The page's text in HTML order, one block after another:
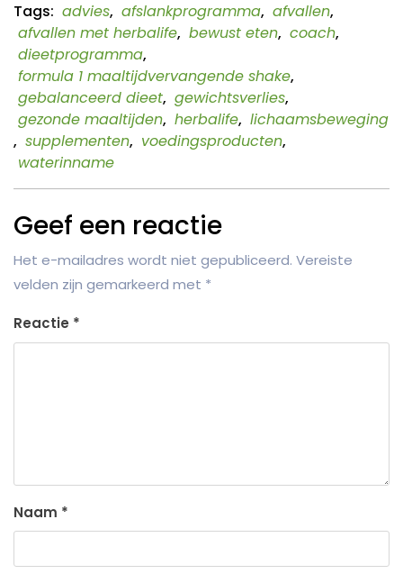
Tags: advies, afslankprogramma, afvallen,
afvallen met herbalife, bewust eten, coach,
dieetprogramma,
formula 1 maaltijdvervangende shake,
gebalanceerd dieet, gewichtsverlies,
gezonde maaltijden, herbalife, lichaamsbeweging
, supplementen, voedingsproducten,
waterinname
Geef een reactie
Het e-mailadres wordt niet gepubliceerd. Vereiste
velden zijn gemarkeerd met *
Reactie *
Naam *